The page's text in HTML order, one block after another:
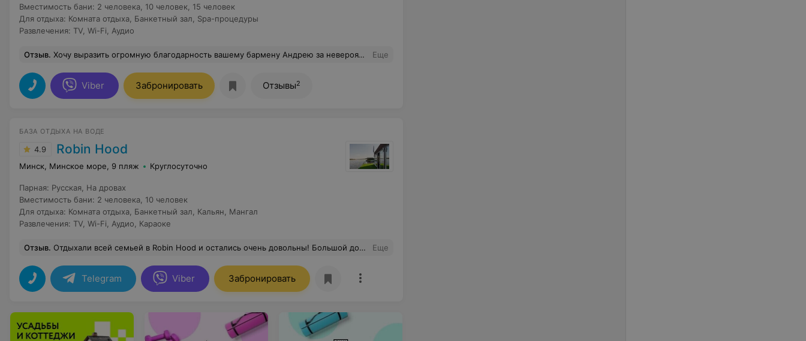
Вместимость бани: 2 человека 10 человек
15 человек
Для отдыха: Комната отдыха Банкетный зал
Spa-процедуры
Развлечения: TV Wi-Fi Аудио
Отзыв. Хочу выразить огромную благодарность вашему бармену Андрею за невероятный опыт знакомства с вашими настойками в винокурне! Это была не просто дегустация напитков, а настоящее погружение в мир вкусов и ароматов. Бармен так увлеченно и профессионально рассказывал о каждой настойке, о её составе, истории создания, о том, какие нотки в ней можно уловить – это было действительно завораживающе. Мы узнали столько нового и интересного! Спасибо за такую чуткую подачу и индивидуальный подход. Настоящий мастер своего дела! Еще
Viber Забронировать Отзывы2
БАЗА ОТДЫХА НА ВОДЕ
4.9 Robin Hood
Минск, Минское море, 9 пляж Круглосуточно
Парная: Русская На дровах
Вместимость бани: 2 человека 10 человек
Для отдыха: Комната отдыха Банкетный зал Кальян
Мангал
Развлечения: TV Wi-Fi Аудио Караоке
Отзыв. Отдыхали всей семьей в Robin Hood и остались очень довольны! Большой дом очень уютный, все продумано до мелочей- есть все необходимое для комфортного отдыха. Особенно понравилась русская баня на дровах и джакузи на открытом воздухе. Персонал очень дружелюбный и всегда рады помочь. Отличное место для тех, кто хочет сбежать от городской суеты и насладится природой. Еще
Telegram Viber Забронировать